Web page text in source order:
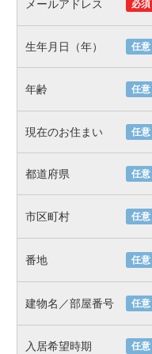
メールアドレス 必須
生年月日（年） 任意
年齢 任意
現在のお住まい 任意
都道府県 任意
市区町村 任意
番地 任意
建物名／部屋番号 任意
入居希望時期 任意